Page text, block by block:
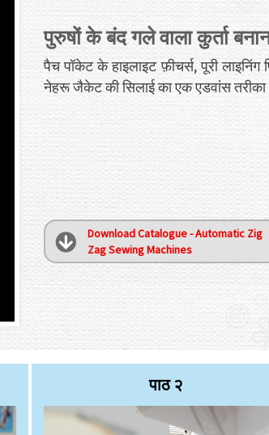
पुरुषों के बंद गले वाला कुर्ता
पैच पॉकेट के हाइलाइट फ़ीचर्स, पूरी
नेहरू जैकेट की सिलाई का एक एडवांस
Download Catalogue - Automatic Zig
Zag Sewing Machines
पाठ २